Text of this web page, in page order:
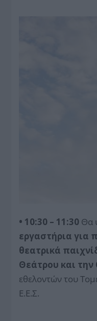
• 10:30 – 11:30 Θα
εργαστήρια για
θεατρικά
Θεάτρου και
εθελοντών του
Ε.Ε.Σ.